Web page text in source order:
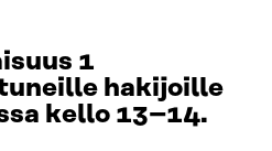
1
hakijoille
kello 13–14.